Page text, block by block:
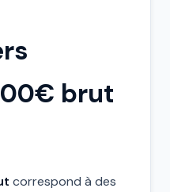
brut
correspond à des